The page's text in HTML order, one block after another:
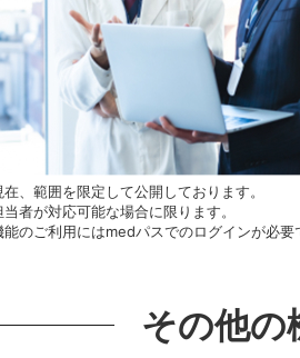
、範囲を限定して公開しております。
者が対応可能な場合に限ります。
能のご利用にはmedパスでのログインが必要
その他の